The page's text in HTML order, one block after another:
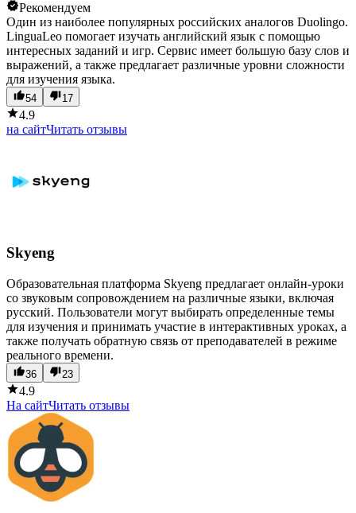
Рекомендуем
Один из наиболее популярных российских аналогов Duolingo.
LinguaLeo помогает изучать английский язык с помощью
интересных заданий и игр. Сервис имеет большую базу слов и
выражений, а также предлагает различные уровни сложности
для изучения языка.
54 17
4.9
на сайтЧитать отзывы
Skyeng
Образовательная платформа Skyeng предлагает онлайн-уроки
со звуковым сопровождением на различные языки, включая
русский. Пользователи могут выбирать определенные темы
для изучения и принимать участие в интерактивных уроках, а
также получать обратную связь от преподавателей в режиме
реального времени.
36 23
4.9
На сайтЧитать отзывы